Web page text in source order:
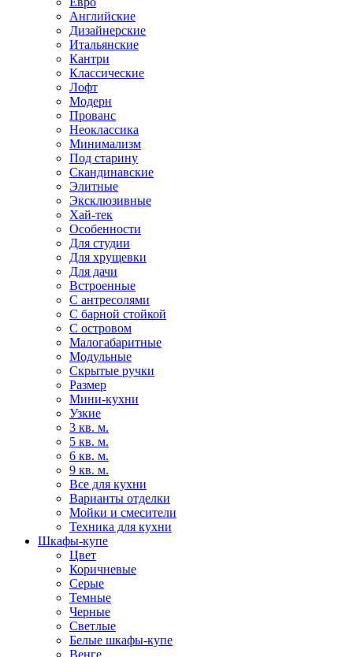
Английские
Дизайнерские
Итальянские
Кантри
Классические
Лофт
Модерн
Прованс
Неоклассика
Минимализм
Под старину
Скандинавские
Элитные
Эксклюзивные
Хай-тек
Особенности
Для студии
Для хрущевки
Для дачи
Встроенные
С антресолями
С барной стойкой
С островом
Малогабаритные
Модульные
Скрытые ручки
Размер
Мини-кухни
Узкие
3 кв. м.
5 кв. м.
6 кв. м.
9 кв. м.
Все для кухни
Варианты отделки
Мойки и смесители
Техника для кухни
Шкафы-купе
Цвет
Коричневые
Серые
Темные
Черные
Светлые
Белые шкафы-купе
Венге